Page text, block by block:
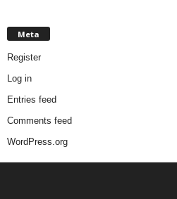
Meta
Register
Log in
Entries feed
Comments feed
WordPress.org